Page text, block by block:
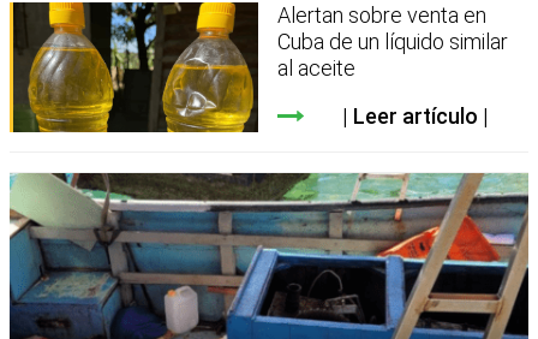
Alertan sobre venta en
Cuba de un líquido similar
al aceite
Leer artículo